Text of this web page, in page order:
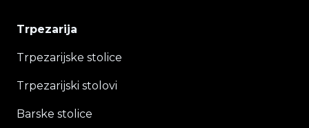
Trpezarija
Trpezarijske stolice
Trpezarijski stolovi
Barske stolice